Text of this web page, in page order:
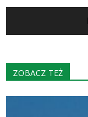
ZOBACZ TEŻ